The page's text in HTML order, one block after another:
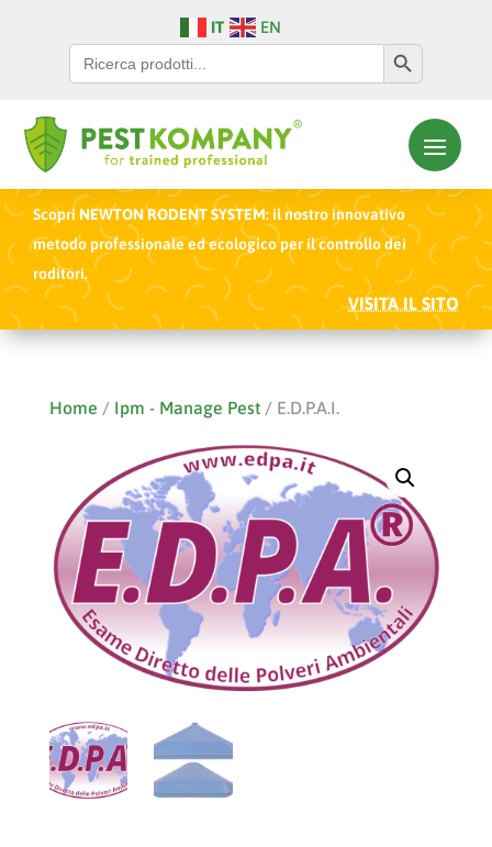
EN
IT
Search
for:
Search Button
ScopriNEWTON RODENT SYSTEM: il nostro innovativo
metodo professionale ed ecologico per il controllo dei
roditori.
VISITA IL SITO
Home / Ipm - Manage Pest/ E.D.P.A.I.